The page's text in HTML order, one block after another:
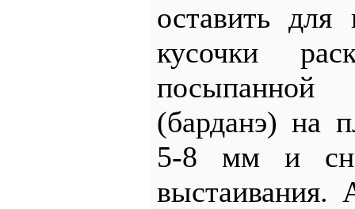
оставить для
кусочки
(барданэ) на
5-8 мм и
выстаивания.